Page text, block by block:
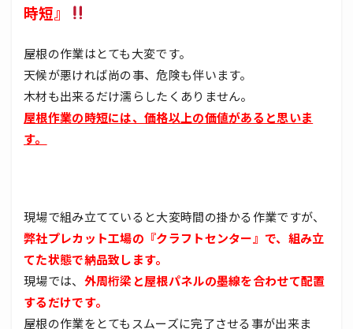
時短』
屋根の作業はとても大変です。
天候が悪ければ尚の事、危険も伴います。
木材も出来るだけ濡らしたくありません。
屋根作業の時短には、価格以上の価値があると思いま
す。
現場で組み立てていると大変時間の掛かる作業ですが、
弊社プレカット工場の『クラフトセンター』で、組み立
てた状態で納品致します。
現場では、 外周桁梁と屋根パネルの墨線を合わせて配置
するだけです。
屋根の作業をとてもスムーズに完了させる事が出来ま